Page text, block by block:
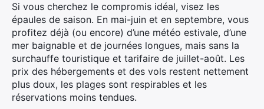
Si vous cherchez le compromis idéal, visez les
épaules de saison. En mai-juin et en septembre, vous
profitez déjà (ou encore) d’une météo estivale, d’une
mer baignable et de journées longues, mais sans la
surchauffe touristique et tarifaire de juillet-août. Les
prix des hébergements et des vols restent nettement
plus doux, les plages sont respirables et les
réservations moins tendues.